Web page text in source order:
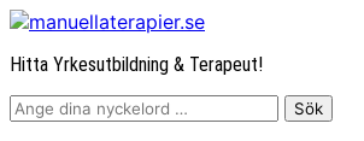
Hitta Yrkesutbildning & Terapeut!